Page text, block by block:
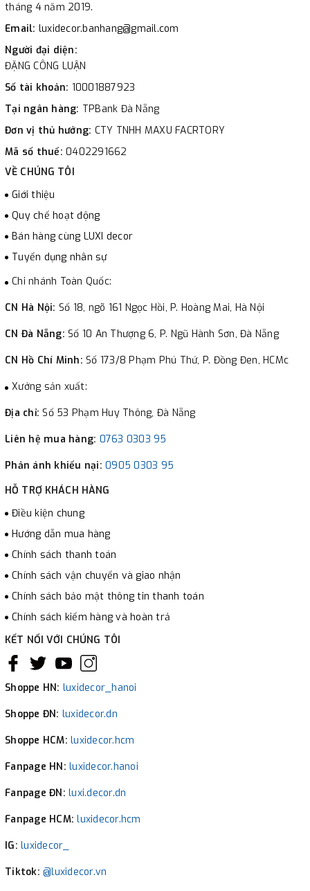
tháng 4 năm 2019.
Email: luxidecor.banhang@gmail.com
Người đại diện:
ĐẶNG CÔNG LUẬN
Số tài khoản: 10001887923
Tại ngân hàng: TPBank Đà Nẵng
Đơn vị thủ hưởng: CTY TNHH MAXU FACRTORY
Mã số thuế: 0402291662
VỀ CHÚNG TÔI
Giới thiệu
Quy chế hoạt động
Bán hàng cùng LUXI decor
Tuyển dụng nhân sự
Chi nhánh Toàn Quốc:
CN Hà Nội: Số 18, ngõ 161 Ngọc Hồi, P. Hoàng Mai, Hà Nội
CN Đà Nẵng: Số 10 An Thượng 6, P. Ngũ Hành Sơn, Đà Nẵng
CN Hồ Chí Minh: Số 173/8 Phạm Phú Thứ, P. Đồng Đen, HCMc
Xưởng sản xuất:
Địa chỉ:Số 53 Phạm Huy Thông, Đà Nẵng
Liên hệ mua hàng: 0763 0303 95
Phản ánh khiếu nại: 0905 0303 95
HỖ TRỢ KHÁCH HÀNG
Điều kiện chung
Hướng dẫn mua hàng
Chính sách thanh toán
Chính sách vận chuyển và giao nhận
Chính sách bảo mật thông tin thanh toán
Chính sách kiểm hàng và hoàn trả
KẾT NỐI VỚI CHÚNG TÔI
Shoppe HN: luxidecor_hanoi
Shoppe ĐN: luxidecor.dn
Shoppe HCM: luxidecor.hcm
Fanpage HN: luxidecor.hanoi
Fanpage ĐN: luxi.decor.dn
Fanpage HCM:luxidecor.hcm
IG: luxidecor_
Tiktok: @luxidecor.vn